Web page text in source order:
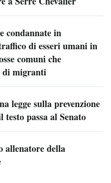
condannate in
di esseri umani in
comuni che
di migranti
legge sulla prevenzione
passa al Senato
allenatore della